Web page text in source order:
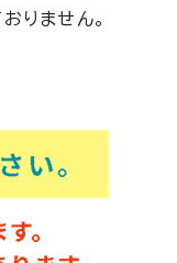
りません。